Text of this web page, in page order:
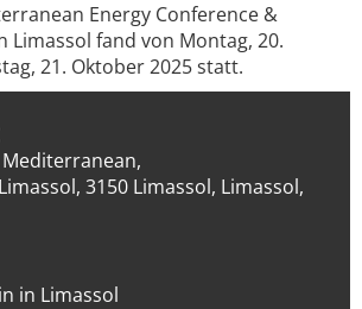
Energy Conference &
Limassol fand von Montag, 20.
21. Oktober 2025 statt.
3150 Limassol, Limassol,
in Limassol